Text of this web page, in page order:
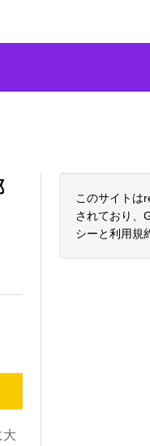
大
このサイトは
されており、
シーと利用規